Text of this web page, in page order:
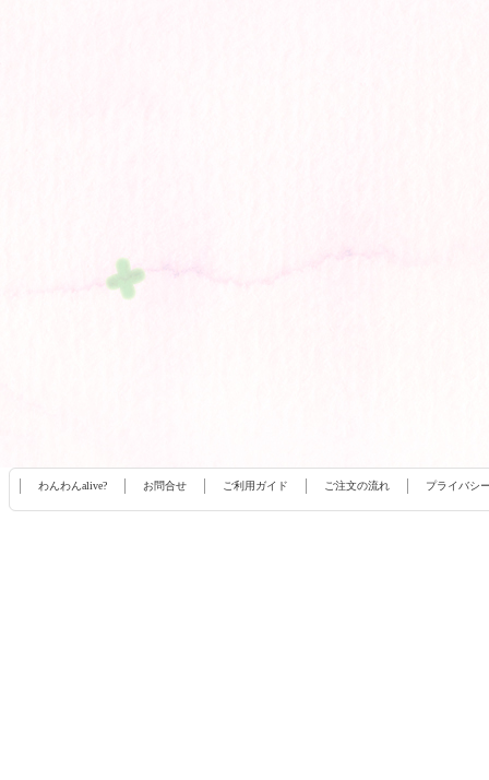
わんわんalive? お問合せ ご利用ガイド ご注文の流れ プライバシ